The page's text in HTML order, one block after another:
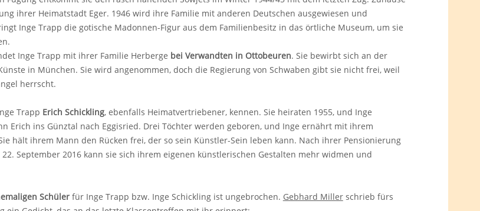
ihrer Heimatstadt Eger. 1946 wird ihre Familie mit anderen Deutschen ausgewiesen und
Inge Trapp die gotische Madonnen-Figur aus dem Familienbesitz in das örtliche Museum, um sie
Inge Trapp mit ihrer Familie Herberge bei Verwandten in Ottobeuren. Sie bewirbt sich an der
in München. Sie wird angenommen, doch die Regierung von Schwaben gibt sie nicht frei, weil
herrscht.
Trapp Erich Schickling, ebenfalls Heimatvertriebener, kennen. Sie heiraten 1955, und Inge
Erich ins Günztal nach Eggisried. Drei Töchter werden geboren, und Inge ernährt mit ihrem
hält ihrem Mann den Rücken frei, der so sein Künstler-Sein leben kann. Nach ihrer Pensionierung
September 2016 kann sie sich ihrem eigenen künstlerischen Gestalten mehr widmen und
Schülerfür Inge Trapp bzw. Inge Schickling ist ungebrochen. Gebhard Millerschrieb fürs